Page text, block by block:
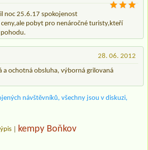
noc 25.6.17 spokojenost
pobyt pro nenáročné turisty,kteří
pohodu.
28. 06. 2012
a ochotná obsluha, výborná grilovaná
návštěvníků, všechny jsou v diskuzi,
kempy Boňkov